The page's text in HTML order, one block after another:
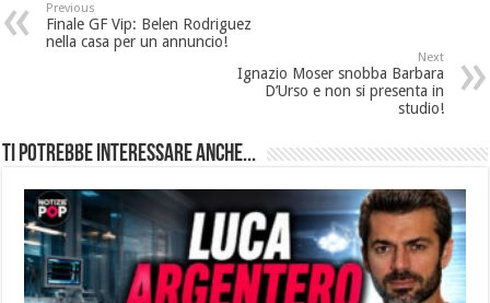
Previous
Finale GF Vip: Belen Rodriguez
nella casa per un annuncio!
Next
Ignazio Moser snobba Barbara
D’Urso e non si presenta in
studio!
Ti potrebbe interessare anche...